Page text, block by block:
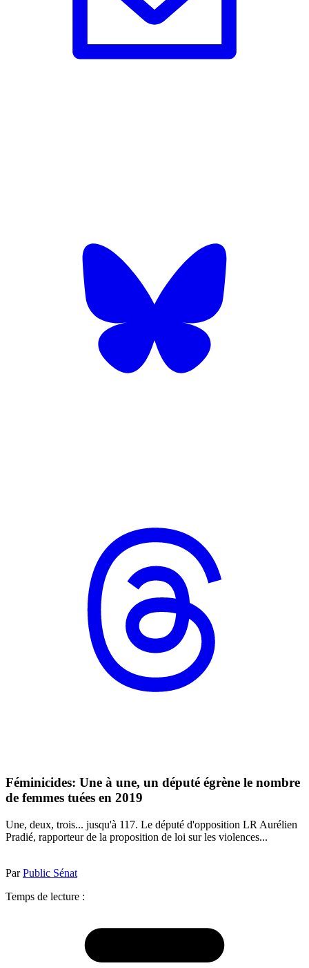
Féminicides: Une à une, un député égrène le nombre
de femmes tuées en 2019
Une, deux, trois... jusqu'à 117. Le député d'opposition LR Aurélien
Pradié, rapporteur de la proposition de loi sur les violences...
ParPublic Sénat
Temps de lecture :